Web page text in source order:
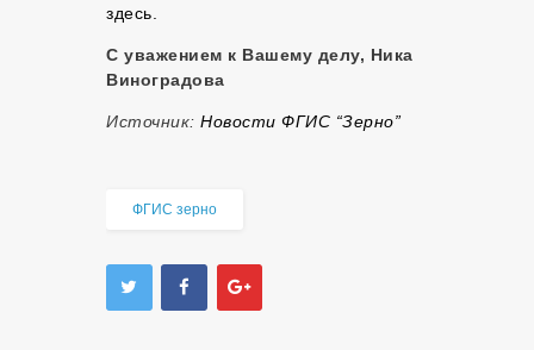
здесь.
С уважением к Вашему делу, Ника
Виноградова
Источник: Новости ФГИС “Зерно”
ФГИС зерно